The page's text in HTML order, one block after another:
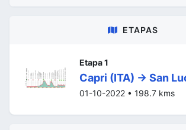
ETAPAS
Etapa 1
Capri (ITA) -> San
01-10-2022 • 198.7 kms